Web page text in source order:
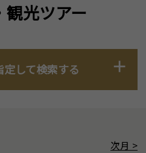
観光ツアー
して検索する
次月 >